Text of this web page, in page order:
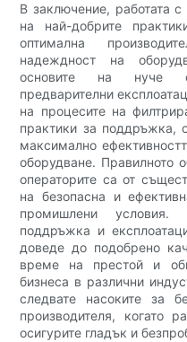
В заключение, работата
на най-добрите
оптимална
надеждност на
основите на нуче
предварителни
на процесите на
практики за поддръжка,
максимално
оборудване. Правилното
операторите са от
на безопасна и
промишлени условия.
поддръжка и
доведе до подобрено
време на престой и
бизнеса в различни
следвате насоките за
производителя, когато
осигурите гладък и